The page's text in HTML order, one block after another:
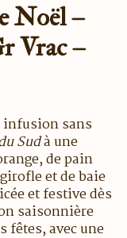
Noël –
Vrac –
infusion sans
Sudà une
de pain
et de baie
et festive dès
saisonnière
fêtes, avec une